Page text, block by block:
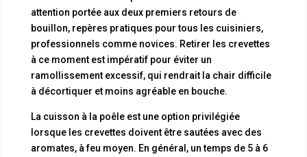
attention portée aux deux premiers retours de
bouillon, repères pratiques pour tous les cuisiniers,
professionnels comme novices. Retirer les crevettes
à ce moment est impératif pour éviter un
ramollissement excessif, qui rendrait la chair difficile
à décortiquer et moins agréable en bouche.
La cuisson à la poêle est une option privilégiée
lorsque les crevettes doivent être sautées avec des
aromates, à feu moyen. En général, un temps de 5 à 6